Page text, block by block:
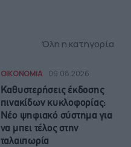
Όλη η κατηγορία
ΟΙΚΟΝΟΜΙΑ 09.08.2026
Καθυστερήσεις έκδοσης
πινακίδων κυκλοφορίας:
Νέο ψηφιακό σύστημα για
να μπει τέλος στην
ταλαιπωρία